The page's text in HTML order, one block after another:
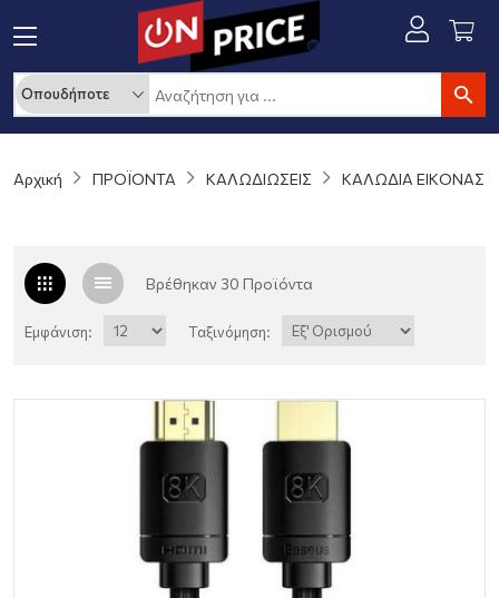
Αρχική ΠΡΟΪΟΝΤΑ ΚΑΛΩΔΙΩΣΕΙΣ ΚΑΛΩΔΙΑ ΕΙΚΟΝΑΣ
Βρέθηκαν 30 Προϊόντα
Εμφάνιση: Ταξινόμηση: